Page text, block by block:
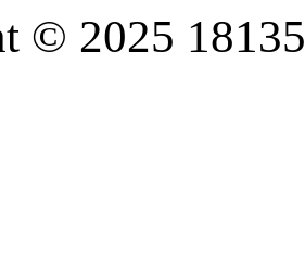
© 2025